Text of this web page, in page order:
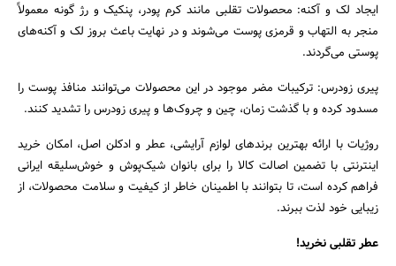
ایجاد لک و آکنه: محصولات تقلبی مانند کرم پودر، پنکیک و رژ گونه معمولاً
منجر به التهاب و قرمزی پوست می‌شوند و در نهایت باعث بروز لک و آکنه‌های
پوستی می‌گردند.
پیری زودرس: ترکیبات مضر موجود در این محصولات می‌توانند منافذ پوست را
مسدود کرده و با گذشت زمان، چین و چروک‌ها و پیری زودرس را تشدید کنند.
روژیات با ارائه بهترین برندهای لوازم آرایشی، عطر و ادکلن اصل، امکان خرید
اینترنتی با تضمین اصالت کالا را برای بانوان شیک‌پوش و خوش‌سلیقه ایرانی
فراهم کرده است، تا بتوانند با اطمینان خاطر از کیفیت و سلامت محصولات، از
زیبایی خود لذت ببرند.
عطر تقلبی نخرید!